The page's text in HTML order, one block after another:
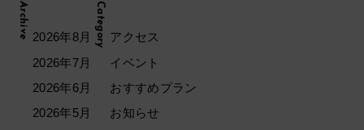
Archive 2026年8月
2026年7月
2026年6月
2026年5月
Category アクセス
イベント
おすすめプラン
お知らせ